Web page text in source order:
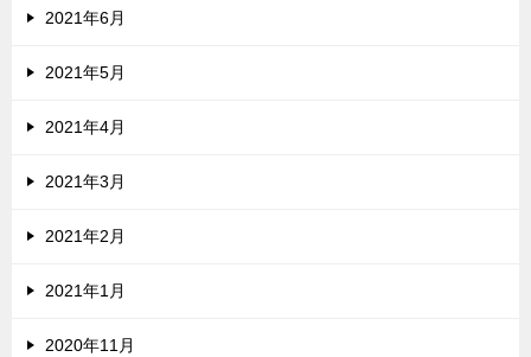
2021年6月
2021年5月
2021年4月
2021年3月
2021年2月
2021年1月
2020年11月